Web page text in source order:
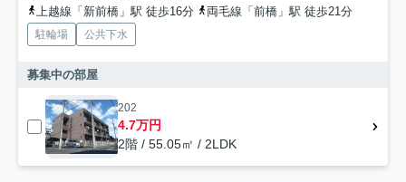
上越線「新前橋」駅 徒歩16分
両毛線「前橋」駅 徒歩21分
駐輪場 公共下水
募集中の部屋
202
4.7万円
2階 / 55.05㎡ / 2LDK